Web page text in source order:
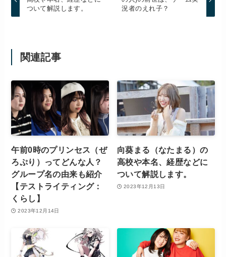
ついて解説します。
況者のえれ子？
関連記事
午前0時のプリンセス（ぜ
ろぷり）ってどんな人？
グループ名の由来も紹介
【テストライティング：
くらし】
2023年12月14日
向葵まる（なたまる）の
高校や本名、経歴などに
ついて解説します。
2023年12月13日